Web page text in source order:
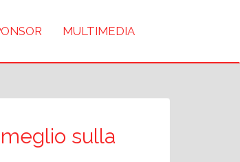
MULTIMEDIA
sulla